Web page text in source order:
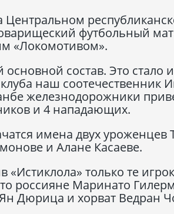
футбольный
«Локомотивом».
состав. Это стало
наш соотечественник
железнодорожники
и 4 нападающих.
имена двух уроженцев
и Алане Касаеве.
только те
россияне Маринато
Дюрица и хорват Ведран